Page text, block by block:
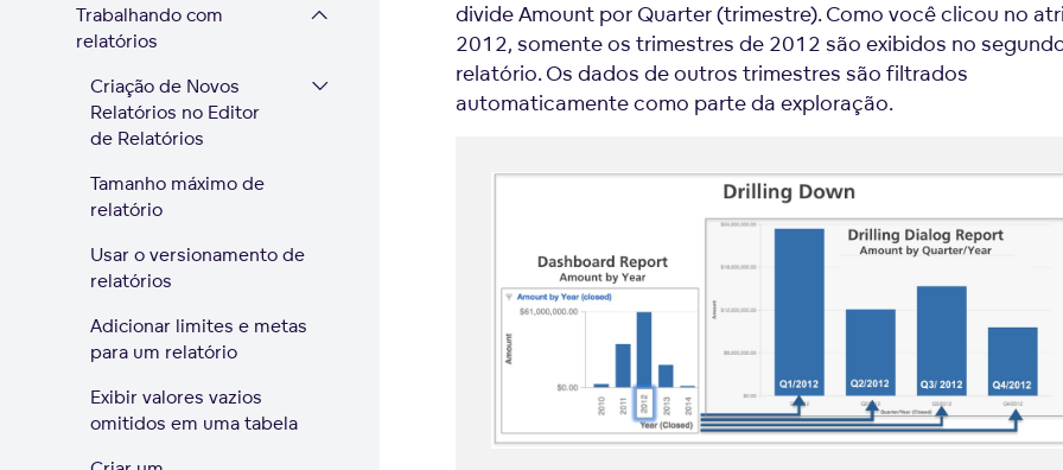
Trabalhando com
relatórios
Criação de Novos
Relatórios no Editor
de Relatórios
Tamanho máximo de
relatório
Usar o versionamento de
relatórios
Adicionar limites e metas
para um relatório
Exibir valores vazios
omitidos em uma tabela
divide Amount por Quarter (trimestre). Como você clicou no
2012, somente os trimestres de 2012 são exibidos no
relatório. Os dados de outros trimestres são filtrados
automaticamente como parte da exploração.